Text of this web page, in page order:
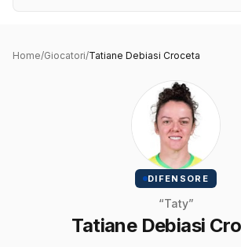
Home/Giocatori/Tatiane Debiasi Croceta
DIFENSORE
“Taty”
Tatiane Debiasi